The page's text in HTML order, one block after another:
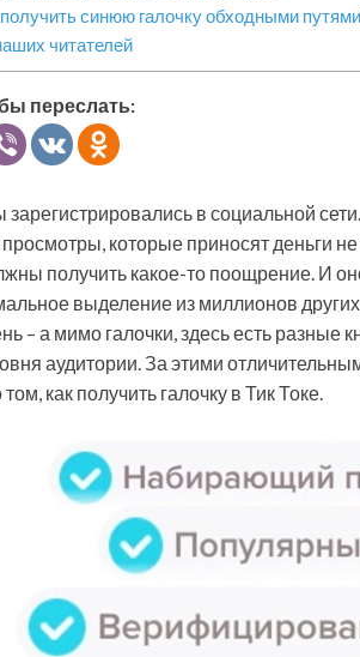
синюю галочку обходными
читателей
переслать:
в социальной
просмотры, которые приносят деньги
получить какое-то поощрение. И
выделение из миллионов
– а мимо галочки, здесь есть разные
аудитории. За этими
как получить галочку в Тик Токе.